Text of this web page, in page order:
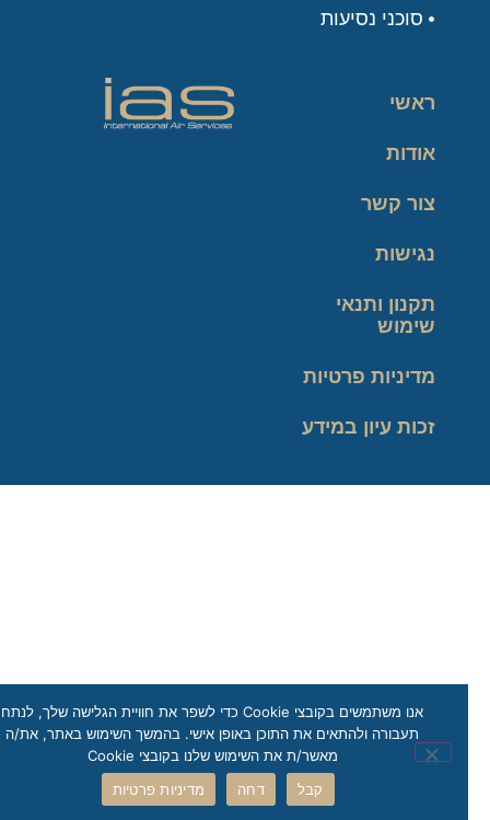
סוכני נסיעות
ראשי
אודות
צור קשר
נגישות
תקנון ותנאי
שימוש
מדיניות פרטיות
זכות עיון במידע
אנו משתמשים בקובצי Cookie כדי לשפר את חוויית הגלישה שלך, לנתח
תעבורה ולהתאים את התוכן באופן אישי. בהמשך השימוש באתר, את/ה
מאשר/ת את השימוש שלנו בקובצי Cookie
קבל
דחה מדיניות פרטיות